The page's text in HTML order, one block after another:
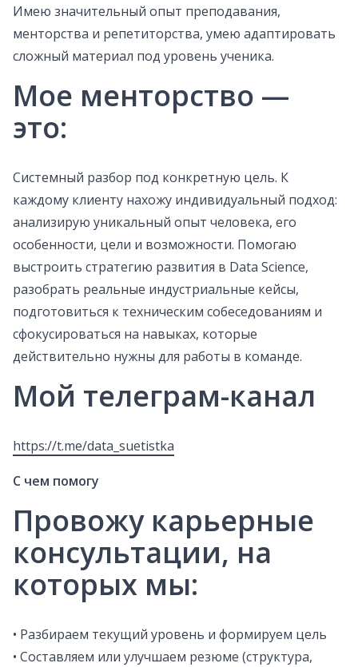
Имею значительный опыт преподавания,
менторства и репетиторства, умею адаптировать
сложный материал под уровень ученика.
Мое менторство —
это:
Системный разбор под конкретную цель. К
каждому клиенту нахожу индивидуальный подход:
анализирую уникальный опыт человека, его
особенности, цели и возможности. Помогаю
выстроить стратегию развития в Data Science,
разобрать реальные индустриальные кейсы,
подготовиться к техническим собеседованиям и
сфокусироваться на навыках, которые
действительно нужны для работы в команде.
Мой телеграм-канал
https://t.me/data_suetistka
С чем помогу
Провожу карьерные
консультации, на
которых мы:
• Разбираем текущий уровень и формируем цель
• Составляем или улучшаем резюме (структура,